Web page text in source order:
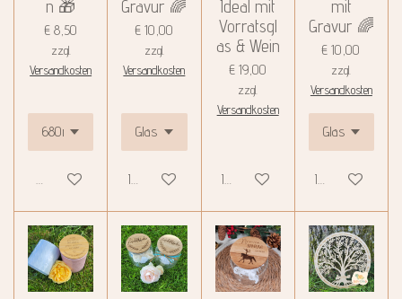
n 🎁
€ 8,50
zzgl.
Versandkosten
Details anzeigen
Gravur 🌈
€ 10,00
zzgl.
Versandkosten
In den Warenkorb
Ideal mit
Vorratsgl
as & Wein
€ 19,00
zzgl.
Versandkosten
In den Warenkorb
mit
Gravur 🌈
€ 10,00
zzgl.
Versandkosten
In den